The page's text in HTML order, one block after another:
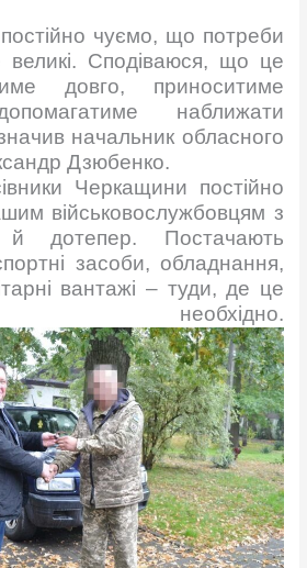
постійно чуємо, що потреби
великі. Сподіваюся, що це
довго, приноситиме
наближати
начальник обласного
Дзюбенко.
Черкащини постійно
військовослужбовцям з
дотепер. Постачають
засоби, обладнання,
вантажі – туди, де це